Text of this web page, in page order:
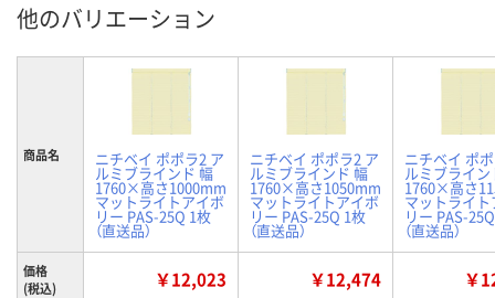
他のバリエーション
商品名 ニチベイ ポポラ2 ア
ルミブラインド 幅
1760×高さ1000mm
マットライトアイボ
リー PAS-25Q 1枚
（直送品）
ニチベイ ポポラ2 ア
ルミブラインド 幅
1760×高さ1050mm
マットライトアイボ
リー PAS-25Q 1枚
（直送品）
ニチベイ ポ
ルミブライン
1760×高さ
マットライ
リー PAS-
（直送品）
価格
(税込)
￥12,023 ￥12,474 ￥